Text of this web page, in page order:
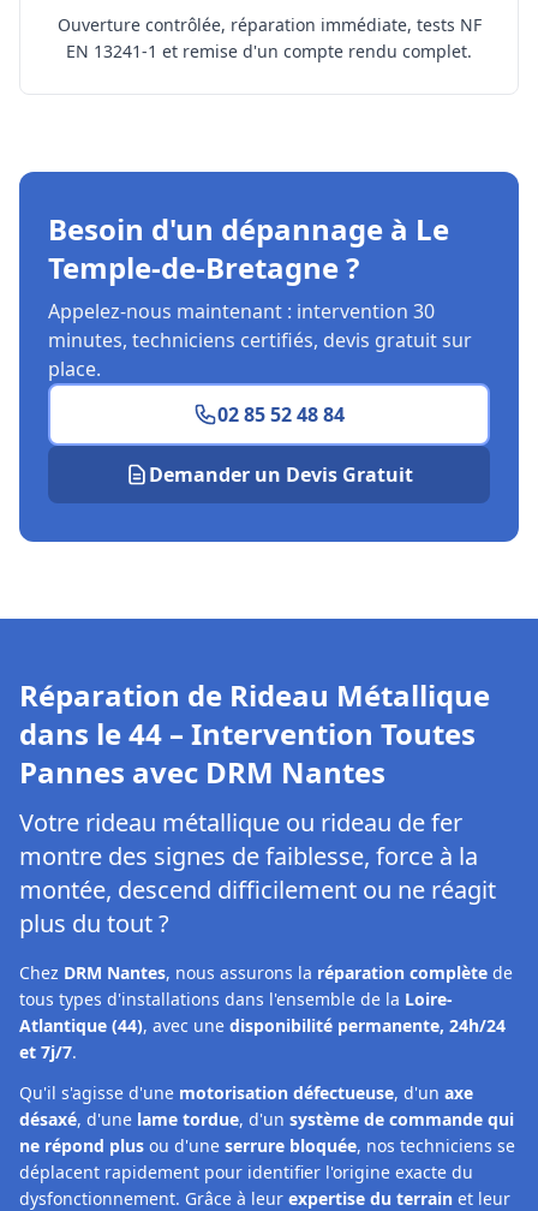
Ouverture contrôlée, réparation immédiate, tests NF
EN 13241-1 et remise d'un compte rendu complet.
Besoin d'un dépannage à Le
Temple-de-Bretagne ?
Appelez-nous maintenant : intervention 30
minutes, techniciens certifiés, devis gratuit sur
place.
02 85 52 48 84
Demander un Devis Gratuit
Réparation de Rideau Métallique
dans le 44 – Intervention Toutes
Pannes avec DRM Nantes
Votre rideau métallique ou rideau de fer
montre des signes de faiblesse, force à la
montée, descend difficilement ou ne réagit
plus du tout ?
Chez DRM Nantes, nous assurons la réparation complète de
tous types d'installations dans l'ensemble de la Loire-
Atlantique (44), avec une disponibilité permanente, 24h/24
et 7j/7.
Qu'il s'agisse d'une motorisation défectueuse, d'un axe
désaxé, d'une lame tordue, d'un système de commande qui
ne répond plus ou d'une serrure bloquée, nos techniciens se
déplacent rapidement pour identifier l'origine exacte du
dysfonctionnement. Grâce à leur expertise du terrain et leur